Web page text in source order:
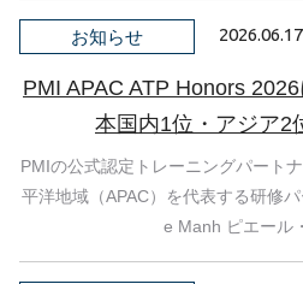
お知らせ 2026.06.17
PMI APAC ATP Honors
本国内1位・アジア2
PMIの公式認定トレーニングパート
平洋地域（APAC）を代表する研修
e Manh ピエール